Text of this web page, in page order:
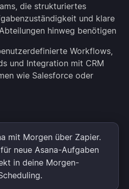
die strukturiertes
und klare
hinweg benötigen
Workflows,
und Integration mit CRM
wie Salesforce oder
mit Morgen über Zapier.
neue Asana-Aufgaben
in deine Morgen-